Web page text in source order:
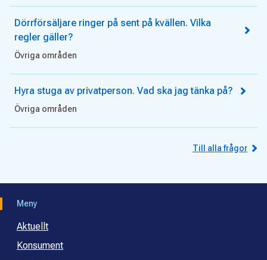
Dörrförsäljare ringer på sent på kvällen. Vilka
regler gäller?
Övriga områden
Hyra stuga av privatperson. Vad ska jag tänka på?
Övriga områden
Till alla frågor
Meny
Aktuellt
Konsument